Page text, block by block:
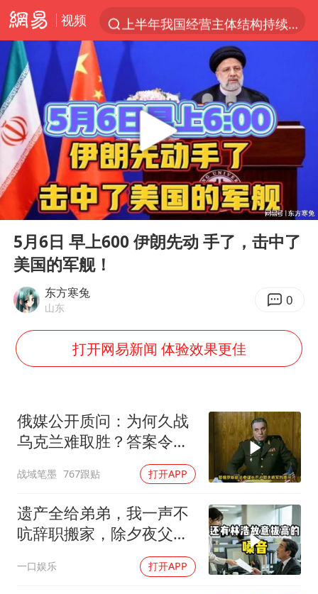
视频
《披荆斩棘2026》阵容官宣
杭州机场已取消航班388架次
10余省份将出现强风雨 局地特大暴雨
白海豚北上或致京津冀暴雨
上海中心千吨“镇楼神器”摆动明显
浙江省委书记王浩再调度：该停下的坚决停下来，让社会面静下来
新疆一婚礼线上邀请引热议
上海大部迎大暴雨
构建更高水平的全民健身公共服务体系
王艺迪2-4不敌张本美和止步4强
奋力开创中国式现代化建设新局面
Play
00:00 09:50
5月6日 早上600 伊朗先动 手了，击中了
美国的军舰！
东方寒兔
山东 0
打开网易新闻 体验效果更佳
俄媒公开质问：为何久战
乌克兰难取胜？答案令人
战域笔墨 767跟贴 打开APP
遗产全给弟弟，我一声不
吭辞职搬家，除夕夜父亲
一口娱乐 打开APP